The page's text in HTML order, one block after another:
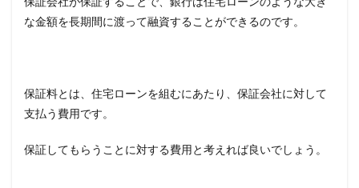
な金額を長期間に渡って融資することができるのです。
保証料とは、住宅ローンを組むにあたり、保証会社に対して
支払う費用です。
保証してもらうことに対する費用と考えれば良いでしょう。